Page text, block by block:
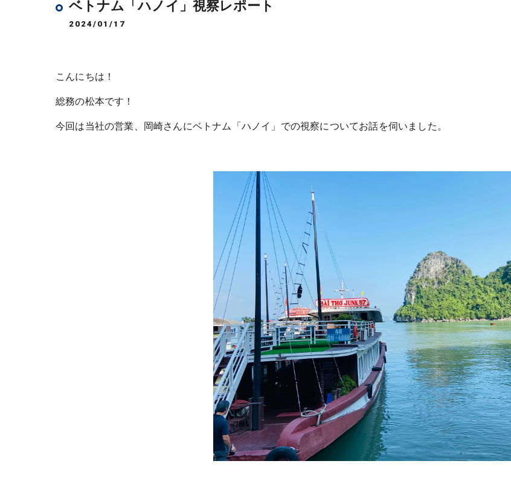
ベトナム「ハノイ」視察レポート
2024/01/17
こんにちは！
総務の松本です！
今回は当社の営業、岡崎さんにベトナム「ハノイ」での視察についてお話を伺いました。